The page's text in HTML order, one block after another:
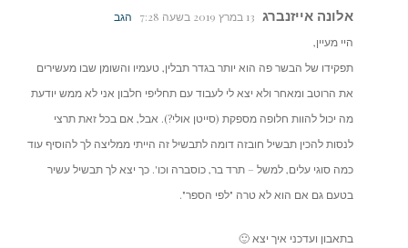
אלונה אייזנברג 13 במרץ 2019 בשעה 7:28
הגב
היי מעיין,
תפקידו של הבשר פה הוא יותר בגדר תבלין, טעמיו והשומן שבו מעשירים
את הרוטב ומאחר ולא יצא לי לעבוד עם תחליפי חלבון אני לא ממש יודעת
מה יכול להוות חלופה מספקת (סייטן אולי?). אבל, אם בכל זאת תרצי
לנסות להכין תבשיל חובזה דומה לתבשיל זה הייתי ממליצה לך להוסיף עוד
כמה סוגי עלים, למשל – תרד בר, כוסברה וכו'. כך יצא לך תבשיל עשיר
בטעם גם אם הוא לא טרה "לפי הספר".
בתאבון ועדכני איך יצא 🙂